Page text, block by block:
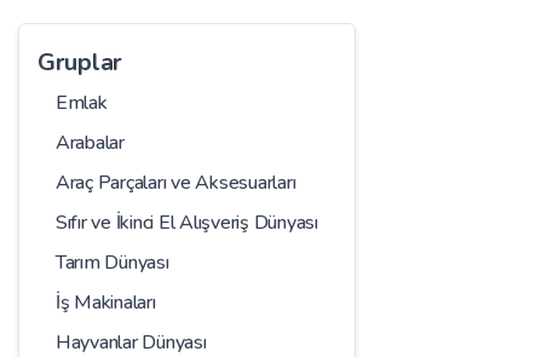
Gruplar
Emlak
Arabalar
Araç Parçaları ve Aksesuarları
Sıfır ve İkinci El Alışveriş Dünyası
Tarım Dünyası
İş Makinaları
Hayvanlar Dünyası